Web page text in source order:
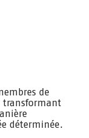
de
transformant
déterminée.